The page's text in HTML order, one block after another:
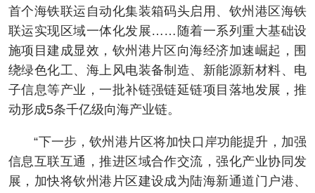
首个海铁联运自动化集装箱码头启用、钦州港区海铁
联运实现区域一体化发展……随着一系列重大基础设
施项目建成显效，钦州港片区向海经济加速崛起，围
绕绿色化工、海上风电装备制造、新能源新材料、电
子信息等产业，一批补链强链延链项目落地发展，推
动形成5条千亿级向海产业链。
“下一步，钦州港片区将加快口岸功能提升，加强
信息互联互通，推进区域合作交流，强化产业协同发
展，加快将钦州港片区建设成为陆海新通道门户港、